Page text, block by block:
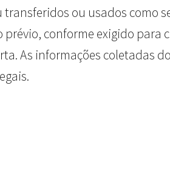
ou usados como
conforme exigido para
As informações coletadas